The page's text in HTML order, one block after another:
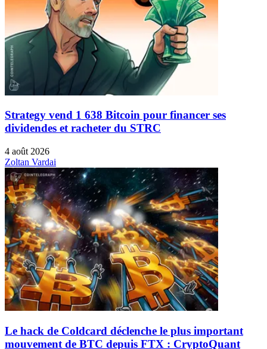
Strategy vend 1 638 Bitcoin pour financer ses
dividendes et racheter du STRC
4 août 2026
Zoltan Vardai
Le hack de Coldcard déclenche le plus important
mouvement de BTC depuis FTX : CryptoQuant